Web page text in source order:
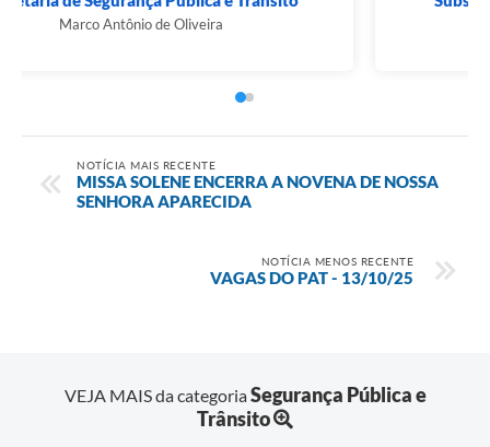
Marco Antônio de Oliveira
NOTÍCIA MAIS RECENTE
MISSA SOLENE ENCERRA A NOVENA DE NOSSA
SENHORA APARECIDA
NOTÍCIA MENOS RECENTE
VAGAS DO PAT - 13/10/25
VEJA MAIS da categoriaSegurança Pública e
Trânsito